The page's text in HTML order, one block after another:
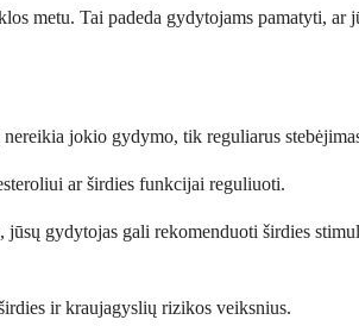
metu. Tai padeda gydytojams pamatyti, ar
jokio gydymo, tik reguliarus
ar širdies funkcijai reguliuoti.
gydytojas gali rekomenduoti širdies
ir kraujagyslių rizikos veiksnius.